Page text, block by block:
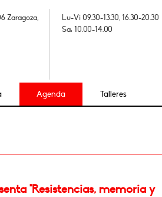
Zaragoza,
Lu-Vi 09.30-13.30, 16.30-20.30
Sa: 10.00-14.00
Agenda Talleres
"Resistencias, memoria y